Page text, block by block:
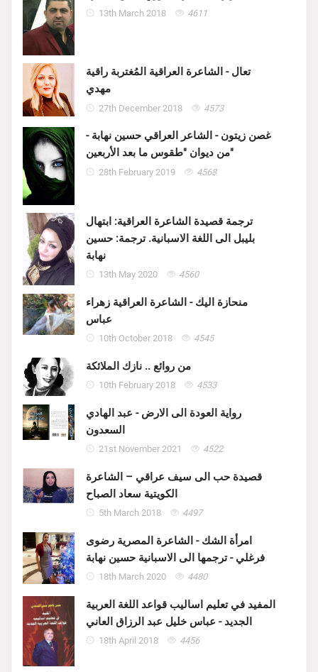
13th March 2018 4611
تعال - الشاعرة العراقية المُغتربة راقية
مهدي
27th December 2018 4573
غصن زيتون - الشاعر العراقي حسين نهابة -
من ديوان "طقوس ما بعد الأربعين"
28th February 2019 4568
ترجمة قصيدة الشاعرة العراقية: ابتهال
بليبل الى اللغة الاسبانية. ترجمة: حسين
نهابة
13th May 2020 4560
منحازة اليك - الشاعرة العراقية زهراء
عباس
10th October 2018 4545
من روائع .. نازك الملائكة
10th February 2018 4533
رواية العودة الى الارض - عبد الهادي
السعدون
21st November 2021 4522
قصيدة حب الى سيف عراقي – الشاعرة
الكويتية سعاد الصباح
5th March 2018 4497
امرأة الشك - الشاعرة المصرية رضوى
فرغلي - ترجمها الى الاسبانية حسين نهابة
18th March 2020 4480
المفيد في تعليم اساليب قواعد اللغة العربية
الجديد - عباس خليل عبد الرزاق العاني
18th April 2018 4456